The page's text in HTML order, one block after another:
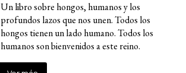
Un libro sobre hongos, humanos y los
profundos lazos que nos unen. Todos los
hongos tienen un lado humano. Todos los
humanos son bienvenidos a este reino.